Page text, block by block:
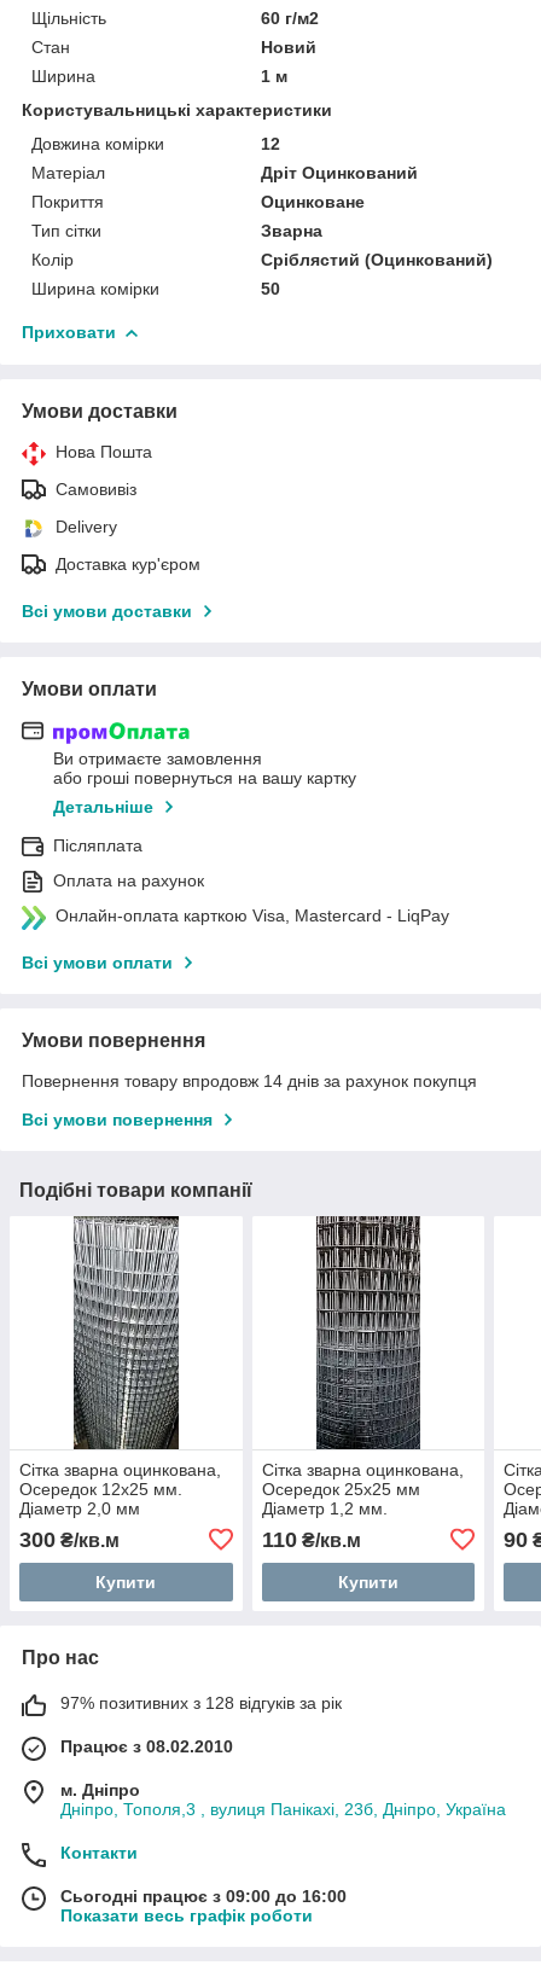
Щільність
60 г/м2
Стан
Новий
Ширина
1 м
Користувальницькі характеристики
Довжина комірки
12
Матеріал
Дріт Оцинкований
Покриття
Оцинковане
Тип сітки
Зварна
Колір
Сріблястий (Оцинкований)
Ширина комірки
50
Приховати
Умови доставки
Нова Пошта
Самовивіз
Delivery
Доставка кур'єром
Всі умови доставки
Умови оплати
Ви отримаєте замовлення
або гроші повернуться на вашу картку
Детальніше
Післяплата
Оплата на рахунок
Онлайн-оплата карткою Visa, Mastercard - LiqPay
Всі умови оплати
Умови повернення
Повернення товару впродовж 14 днів за рахунок покупця
Всі умови повернення
Подібні товари компанії
Сітка зварна оцинкована,
Осередок 12х25 мм.
Діаметр 2,0 мм
300 ₴/кв.м
Купити
Сітка зварна оцинкована,
Осередок 25х25 мм
Діаметр 1,2 мм.
110₴/кв.м
Купити
90
Про нас
97% позитивних з 128 відгуків за рік
Працює з 08.02.2010
м. Дніпро
Дніпро, Тополя,3 , вулиця Панікахі, 23б, Дніпро, Україна
Контакти
Сьогодні працює з 09:00 до 16:00
Показати весь графік роботи